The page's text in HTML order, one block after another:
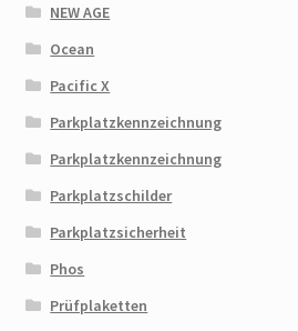
NEW AGE
Ocean
Pacific X
Parkplatzkennzeichnung
Parkplatzkennzeichnung
Parkplatzschilder
Parkplatzsicherheit
Phos
Prüfplaketten